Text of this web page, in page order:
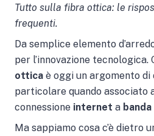
Tutto sulla fibra ottica: le
frequenti.
Da semplice elemento
per l’innovazione tecnologica.
ottica è oggi un argomento
particolare quando associato
connessione internet a
Ma sappiamo cosa c’è dietro